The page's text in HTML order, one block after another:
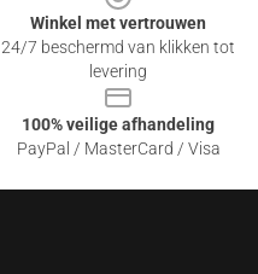
Winkel met vertrouwen
24/7 beschermd van klikken tot
levering
100% veilige afhandeling
PayPal / MasterCard / Visa